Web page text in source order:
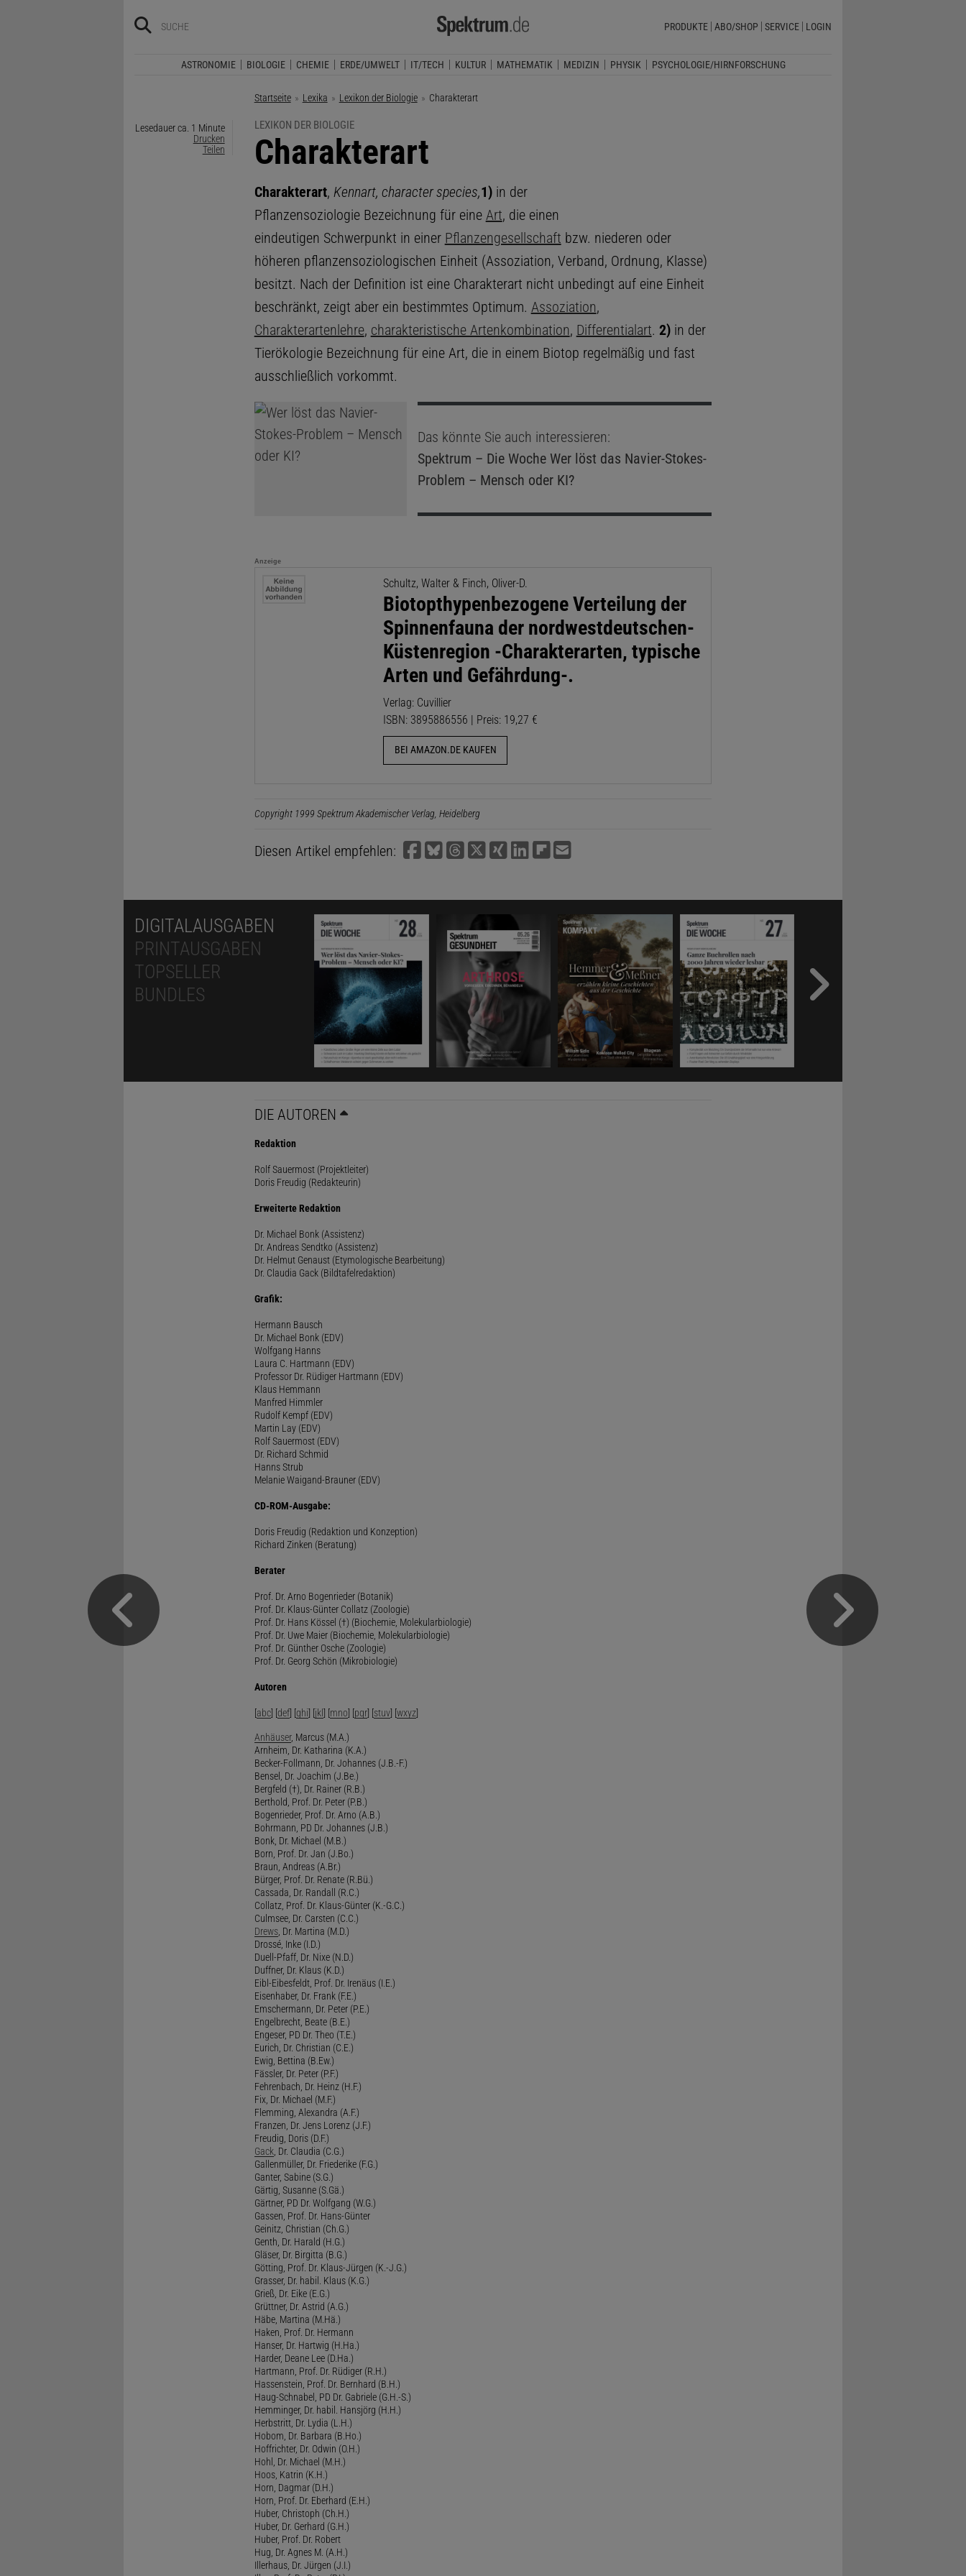
PRODUKTE ABO/SHOP SERVICE LOGIN
ASTRONOMIE BIOLOGIE CHEMIE ERDE/UMWELT IT/TECH KULTUR MATHEMATIK MEDIZIN PHYSIK PSYCHOLOGIE/HIRNFORSCHUNG
Startseite Lexika Lexikon der Biologie Aktuelle Seite:
Charakterart
Lesedauer ca. 1 Minute
Drucken
Teilen
LEXIKON DER BIOLOGIE
:
Charakterart
Charakterart, Kennart, character species,1)in der
Pflanzensoziologie Bezeichnung für eine Art, die einen
eindeutigen Schwerpunkt in einer Pflanzengesellschaft bzw. niederen oder
höheren pflanzensoziologischen Einheit (Assoziation, Verband, Ordnung, Klasse)
besitzt. Nach der Definition ist eine Charakterart nicht unbedingt auf eine Einheit
beschränkt, zeigt aber ein bestimmtes Optimum. Assoziation,
Charakterartenlehre, charakteristische Artenkombination, Differentialart. 2)in der
Tierökologie Bezeichnung für eine Art, die in einem Biotop regelmäßig und fast
ausschließlich vorkommt.
Das könnte Sie auch interessieren:
Spektrum – Die WocheWer löst das Navier-Stokes-
Problem – Mensch oder KI?
Anzeige
Schultz, Walter & Finch, Oliver-D.
Biotopthypenbezogene Verteilung der
Spinnenfauna der nordwestdeutschen-
Küstenregion -Charakterarten, typische
Arten und Gefährdung-.
Verlag: Cuvillier
ISBN: 3895886556 | Preis: 19,27 €
BEI AMAZON.DE KAUFEN
Copyright 1999 Spektrum Akademischer Verlag, Heidelberg
Diesen Artikel empfehlen:
DIGITALAUSGABEN
PRINTAUSGABEN
TOPSELLER
BUNDLES
DIE AUTOREN
Redaktion
Rolf Sauermost (Projektleiter)
Doris Freudig (Redakteurin)
Erweiterte Redaktion
Dr. Michael Bonk (Assistenz)
Dr. Andreas Sendtko (Assistenz)
Dr. Helmut Genaust (Etymologische Bearbeitung)
Dr. Claudia Gack (Bildtafelredaktion)
Grafik:
Hermann Bausch
Dr. Michael Bonk (EDV)
Wolfgang Hanns
Laura C. Hartmann (EDV)
Professor Dr. Rüdiger Hartmann (EDV)
Klaus Hemmann
Manfred Himmler
Rudolf Kempf (EDV)
Martin Lay (EDV)
Rolf Sauermost (EDV)
Dr. Richard Schmid
Hanns Strub
Melanie Waigand-Brauner (EDV)
CD-ROM-Ausgabe:
Doris Freudig (Redaktion und Konzeption)
Richard Zinken (Beratung)
Berater
Prof. Dr. Arno Bogenrieder (Botanik)
Prof. Dr. Klaus-Günter Collatz (Zoologie)
Prof. Dr. Hans Kössel (†) (Biochemie, Molekularbiologie)
Prof. Dr. Uwe Maier (Biochemie, Molekularbiologie)
Prof. Dr. Günther Osche (Zoologie)
Prof. Dr. Georg Schön (Mikrobiologie)
Autoren
[abc] [def] [ghi] [jkl] [mno] [pqr] [stuv] [wxyz]
Anhäuser, Marcus (M.A.)
Arnheim, Dr. Katharina (K.A.)
Becker-Follmann, Dr. Johannes (J.B.-F.)
Bensel, Dr. Joachim (J.Be.)
Bergfeld (†), Dr. Rainer (R.B.)
Berthold, Prof. Dr. Peter (P.B.)
Bogenrieder, Prof. Dr. Arno (A.B.)
Bohrmann, PD Dr. Johannes (J.B.)
Bonk, Dr. Michael (M.B.)
Born, Prof. Dr. Jan (J.Bo.)
Braun, Andreas (A.Br.)
Bürger, Prof. Dr. Renate (R.Bü.)
Cassada, Dr. Randall (R.C.)
Collatz, Prof. Dr. Klaus-Günter (K.-G.C.)
Culmsee, Dr. Carsten (C.C.)
Drews, Dr. Martina (M.D.)
Drossé, Inke (I.D.)
Duell-Pfaff, Dr. Nixe (N.D.)
Duffner, Dr. Klaus (K.D.)
Eibl-Eibesfeldt, Prof. Dr. Irenäus (I.E.)
Eisenhaber, Dr. Frank (F.E.)
Emschermann, Dr. Peter (P.E.)
Engelbrecht, Beate (B.E.)
Engeser, PD Dr. Theo (T.E.)
Eurich, Dr. Christian (C.E.)
Ewig, Bettina (B.Ew.)
Fässler, Dr. Peter (P.F.)
Fehrenbach, Dr. Heinz (H.F.)
Fix, Dr. Michael (M.F.)
Flemming, Alexandra (A.F.)
Franzen, Dr. Jens Lorenz (J.F.)
Freudig, Doris (D.F.)
Gack, Dr. Claudia (C.G.)
Gallenmüller, Dr. Friederike (F.G.)
Ganter, Sabine (S.G.)
Gärtig, Susanne (S.Gä.)
Gärtner, PD Dr. Wolfgang (W.G.)
Gassen, Prof. Dr. Hans-Günter
Geinitz, Christian (Ch.G.)
Genth, Dr. Harald (H.G.)
Gläser, Dr. Birgitta (B.G.)
Götting, Prof. Dr. Klaus-Jürgen (K.-J.G.)
Grasser, Dr. habil. Klaus (K.G.)
Grieß, Dr. Eike (E.G.)
Grüttner, Dr. Astrid (A.G.)
Häbe, Martina (M.Hä.)
Haken, Prof. Dr. Hermann
Hanser, Dr. Hartwig (H.Ha.)
Harder, Deane Lee (D.Ha.)
Hartmann, Prof. Dr. Rüdiger (R.H.)
Hassenstein, Prof. Dr. Bernhard (B.H.)
Haug-Schnabel, PD Dr. Gabriele (G.H.-S.)
Hemminger, Dr. habil. Hansjörg (H.H.)
Herbstritt, Dr. Lydia (L.H.)
Hobom, Dr. Barbara (B.Ho.)
Hoffrichter, Dr. Odwin (O.H.)
Hohl, Dr. Michael (M.H.)
Hoos, Katrin (K.H.)
Horn, Dagmar (D.H.)
Horn, Prof. Dr. Eberhard (E.H.)
Huber, Christoph (Ch.H.)
Huber, Dr. Gerhard (G.H.)
Huber, Prof. Dr. Robert
Hug, Dr. Agnes M. (A.H.)
Illerhaus, Dr. Jürgen (J.I.)